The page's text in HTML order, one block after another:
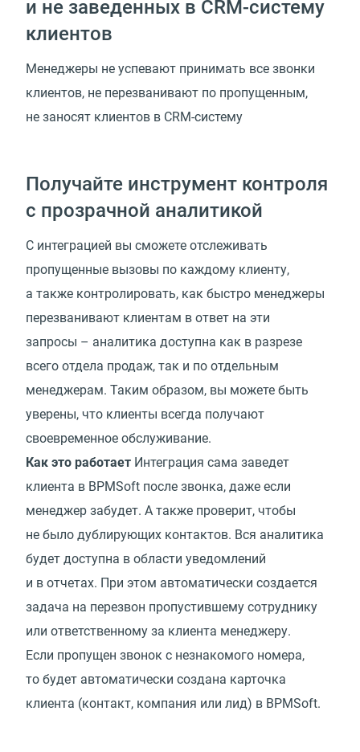
и не заведенных в CRM-систему
клиентов
Менеджеры не успевают принимать все звонки
клиентов, не перезванивают по пропущенным,
не заносят клиентов в CRM-систему
Получайте инструмент контроля
с прозрачной аналитикой
С интеграцией вы сможете отслеживать
пропущенные вызовы по каждому клиенту,
а также контролировать, как быстро менеджеры
перезванивают клиентам в ответ на эти
запросы – аналитика доступна как в разрезе
всего отдела продаж, так и по отдельным
менеджерам. Таким образом, вы можете быть
уверены, что клиенты всегда получают
своевременное обслуживание.
Как это работает Интеграция сама заведет
клиента в BPMSoft после звонка, даже если
менеджер забудет. А также проверит, чтобы
не было дублирующих контактов. Вся аналитика
будет доступна в области уведомлений
и в отчетах. При этом автоматически создается
задача на перезвон пропустившему сотруднику
или ответственному за клиента менеджеру.
Если пропущен звонок с незнакомого номера,
то будет автоматически создана карточка
клиента (контакт, компания или лид) в BPMSoft.